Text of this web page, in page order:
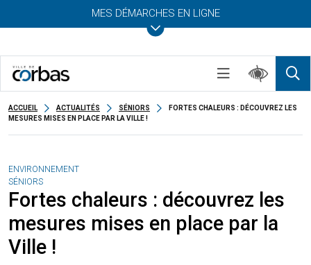
MES DÉMARCHES EN LIGNE
ACCUEIL ACTUALITÉS SÉNIORS
FORTES CHALEURS : DÉCOUVREZ LES
MESURES MISES EN PLACE PAR LA VILLE !
ENVIRONNEMENT
SÉNIORS
Fortes chaleurs : découvrez les
mesures mises en place par la
Ville !